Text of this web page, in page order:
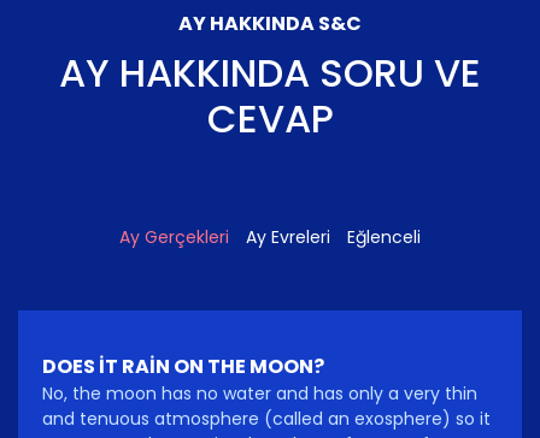
AY HAKKINDA S&C
AY HAKKINDA SORU VE
CEVAP
Ay Gerçekleri Ay Evreleri Eğlenceli
DOES IT RAIN ON THE MOON?
No, the moon has no water and has only a very thin
and tenuous atmosphere (called an exosphere) so it